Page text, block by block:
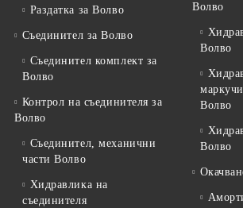
Раздатка за Волво
Съединител за Волво
Съединител комплект за
Волво
Контрол на съединителя за
Волво
Съединител, механични
части Волво
Хидравлика на
съединителя
Волво
Волво
Волво
Волво